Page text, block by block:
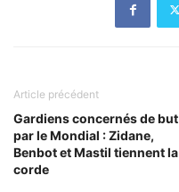
Article précédent
Gardiens concernés de but
par le Mondial : Zidane,
Benbot et Mastil tiennent la
corde